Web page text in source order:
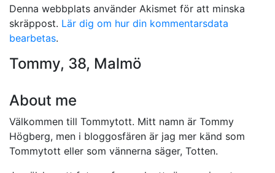
Denna webbplats använder Akismet för att minska
skräppost. Lär dig om hur din kommentarsdata
bearbetas.
Tommy, 38, Malmö
About me
Välkommen till Tommytott. Mitt namn är Tommy
Högberg, men i bloggosfären är jag mer känd som
Tommytott eller som vännerna säger, Totten.